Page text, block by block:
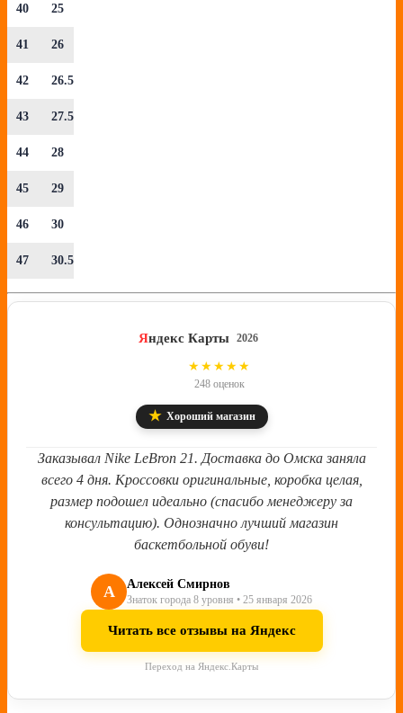
40 25
41 26
42 26.5
43 27.5
44 28
45 29
46 30
47 30.5
Яндекс Карты 2026
★★★★★
248 оценок
★ Хороший магазин
Заказывал Nike LeBron 21. Доставка до Омска заняла
всего 4 дня. Кроссовки оригинальные, коробка целая,
размер подошел идеально (спасибо менеджеру за
консультацию). Однозначно лучший магазин
баскетбольной обуви!
А Алексей Смирнов
Знаток города 8 уровня • 25 января 2026
Читать все отзывы на Яндекс
Переход на Яндекс.Карты